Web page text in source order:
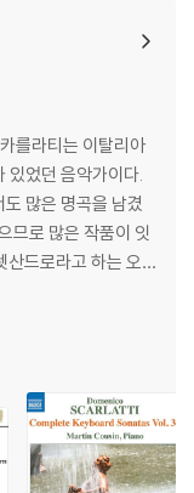
를라티는 이탈리아
있었던 음악가이다.
많은 명곡을 남겼
므로 많은 작품이 잇
산드로라고 하는 오페
악사에도 기록되
배웠다. 1685
처음 음